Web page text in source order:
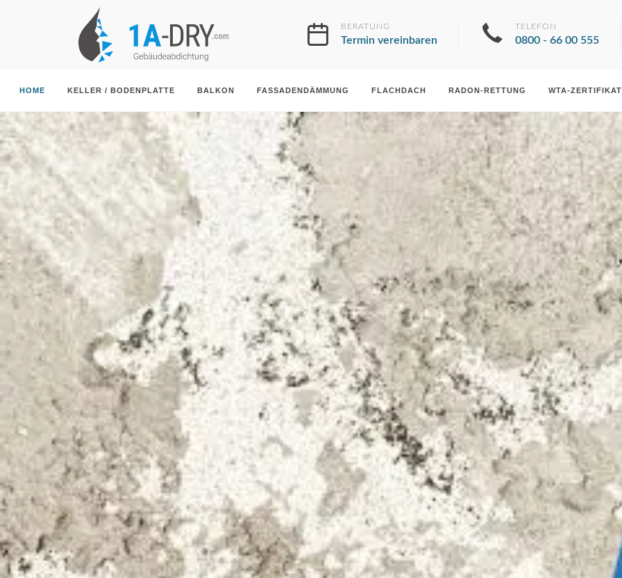
BERATUNG
Termin vereinbaren
TELEFON
0800 - 66 00 555
HOME KELLER / BODENPLATTE BALKON FASSADENDÄMMUNG FLACHDACH RADON-RETTUNG WTA-ZERTIFIKAT